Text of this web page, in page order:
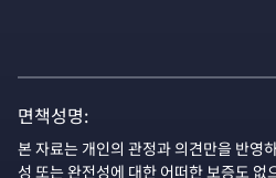
면책성명:
본 자료는 개인의 관정과 의견만을 반영
성 또는 완전성에 대한 어떠한 보증도